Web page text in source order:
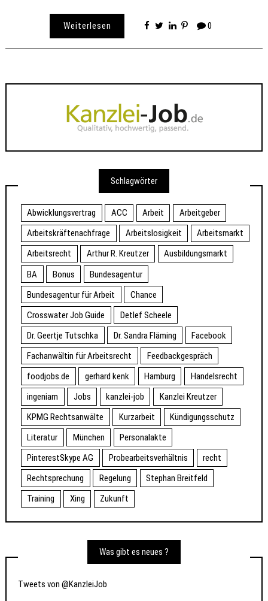
Weiterlesen 0
Schlagwörter
Abwicklungsvertrag ACC Arbeit
Arbeitgeber
Arbeitskräftenachfrage
Arbeitslosigkeit
Arbeitsmarkt
Arbeitsrecht
Arthur R. Kreutzer
Ausbildungsmarkt
BA
Bonus
Bundesagentur
Bundesagentur für Arbeit
Chance
Crosswater Job Guide
Detlef Scheele
Dr. Geertje Tutschka
Dr. Sandra Fläming
Facebook
Fachanwältin für Arbeitsrecht
Feedbackgespräch
foodjobs.de
gerhard kenk Hamburg
Handelsrecht
ingeniam
Jobs kanzlei-job
Kanzlei Kreutzer
KPMG Rechtsanwälte
Kurzarbeit
Kündigungsschutz
Literatur
München
Personalakte
PinterestSkype AG
Probearbeitsverhältnis
recht
Rechtsprechung
Regelung
Stephan Breitfeld
Training
Xing Zukunft
Was gibt es neues ?
Tweets von @KanzleiJob